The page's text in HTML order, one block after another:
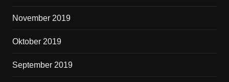
November 2019
Oktober 2019
September 2019